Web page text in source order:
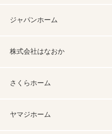
ジャパンホーム
株式会社はなおか
さくらホーム
ヤマジホーム